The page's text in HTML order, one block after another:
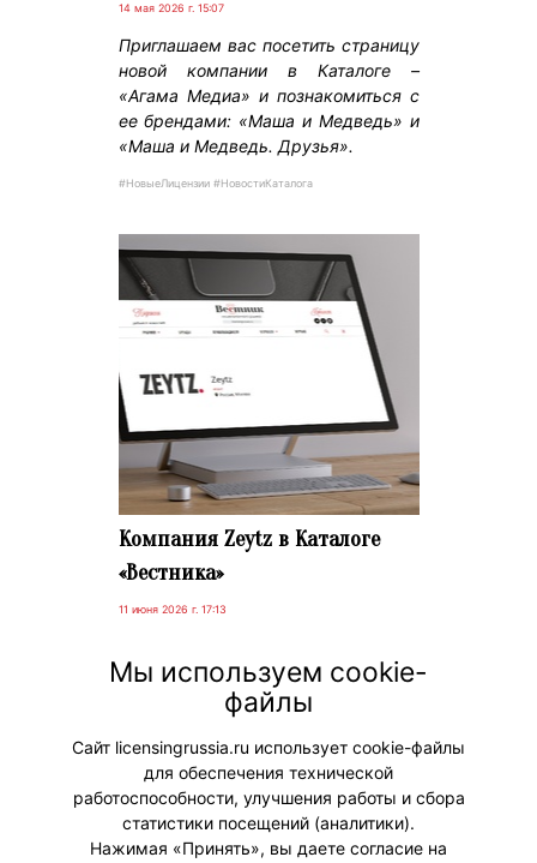
14 мая 2026 г. 15:07
Приглашаем вас посетить страницу
новой компании в Каталоге –
«Агама Медиа» и познакомиться с
ее брендами: «Маша и Медведь» и
«Маша и Медведь. Друзья».
#НовыеЛицензии #НовостиКаталога
Компания Zeytz в Каталоге
«Вестника»
11 июня 2026 г. 17:13
новой компании Zeytz в Каталоге
#НовостиКаталога
Мы используем cookie-
файлы
Сайт licensingrussia.ru использует cookie-файлы
для обеспечения технической
работоспособности, улучшения работы и сбора
статистики посещений (аналитики).
Нажимая «Принять», вы даете согласие на